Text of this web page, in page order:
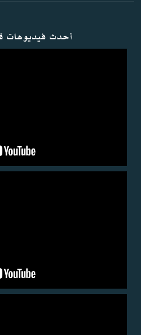
أحدث فيديوهات